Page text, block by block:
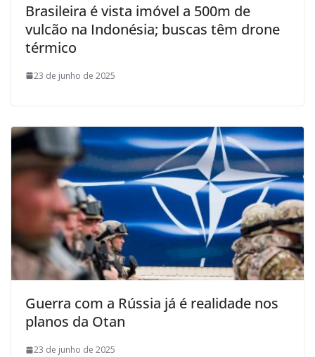
Brasileira é vista imóvel a 500m de
vulcão na Indonésia; buscas têm drone
térmico
23 de junho de 2025
Guerra com a Rússia já é realidade nos
planos da Otan
23 de junho de 2025